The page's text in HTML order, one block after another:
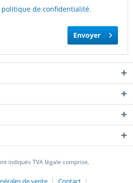
politique de confidentialité.
Envoyer
indiqués TVA légale comprise.
de vente Contact